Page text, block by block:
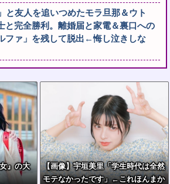
と友人を追いつめたモラ旦那＆ウト
と完全勝利。離婚届と家電＆裏口への
ファ」を残して脱出←悔し泣きしな
』の大
【画像】宇垣美里「学生時代は全然
モテなかったです」←これほんまか